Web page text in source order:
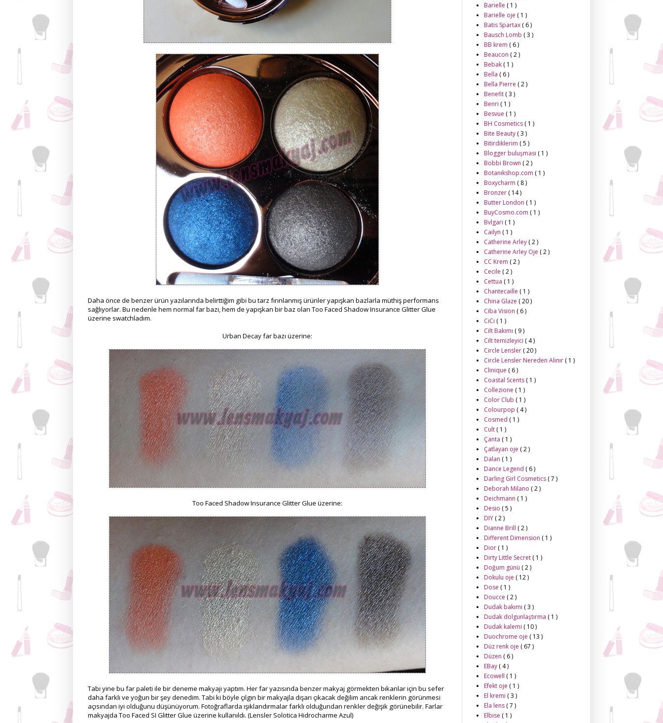
Daha önce de benzer ürün yazılarında belirttiğim gibi bu tarz fırınlanmış ürünler yapışkan bazlarla müthiş performans
sağlıyorlar. Bu nedenle hem normal far bazı, hem de yapışkan bir baz olan Too Faced Shadow Insurance Glitter Glue
üzerine swatchladım.
Urban Decay far bazı üzerine:
Too Faced Shadow Insurance Glitter Glue üzerine:
Tabi yine bu far paleti ile bir deneme makyajı yaptım. Her far yazısında benzer makyaj görmekten bıkanlar için bu sefer
daha farklı ve yoğun bir şey denedim. Tabi ki böyle çılgın bir makyajla dışarı çıkacak değilim ancak renklerin görünmesi
açısından iyi olduğunu düşünüyorum. Fotoğraflarda ışıklandırmalar farklı olduğundan renkler değişik görünebilir. Farlar
makyajda Too Faced SI Glitter Glue üzerine kullanıldı. (Lensler Solotica Hidrocharme Azul)
Barielle ( 1 )
Barielle oje ( 1 )
Batis Spartax ( 6 )
Bausch Lomb ( 3 )
BB krem ( 6 )
Beaucon ( 2 )
Bebak ( 1 )
Bella ( 6 )
Bella Pierre ( 2 )
Benefit ( 3 )
Benri ( 1 )
Besvue ( 1 )
BH Cosmetics ( 1 )
Bite Beauty ( 3 )
Bitirdiklerim ( 5 )
Blogger buluşması ( 1 )
Bobbi Brown ( 2 )
Botanikshop.com ( 1 )
Boxycharm ( 8 )
Bronzer ( 14 )
Butter London ( 1 )
BuyCosmo.com ( 1 )
Bvlgari ( 1 )
Cailyn ( 1 )
Catherine Arley ( 2 )
Catherine Arley Oje ( 2 )
CC Krem ( 2 )
Cecile ( 2 )
Cettua ( 1 )
Chantecaille ( 1 )
China Glaze ( 20 )
Ciba Vision ( 6 )
CiCi ( 1 )
Cilt Bakımı ( 9 )
Cilt temizleyici ( 4 )
Circle Lensler ( 20 )
Circle Lensler Nereden Alınır ( 1 )
Clinique ( 6 )
Coastal Scents ( 1 )
Collezione ( 1 )
Color Club ( 1 )
Colourpop ( 4 )
Cosmed ( 1 )
Cult ( 1 )
Çanta ( 1 )
Çatlayan oje ( 2 )
Dalan ( 1 )
Dance Legend ( 6 )
Darling Girl Cosmetics ( 7 )
Deborah Milano ( 2 )
Deichmann ( 1 )
Desio ( 5 )
DIY ( 2 )
Dianne Brill ( 2 )
Different Dimension ( 1 )
Dior ( 1 )
Dirty Little Secret ( 1 )
Doğum günü ( 2 )
Dokulu oje ( 12 )
Dose ( 1 )
Doucce ( 2 )
Dudak bakımı ( 3 )
Dudak dolgunlaştırma ( 1 )
Dudak kalemi ( 10 )
Duochrome oje ( 13 )
Düz renk oje ( 67 )
Düzen ( 6 )
EBay ( 4 )
Ecowell ( 1 )
Efekt oje ( 1 )
El kremi ( 3 )
Ela lens ( 7 )
Elbise ( 1 )